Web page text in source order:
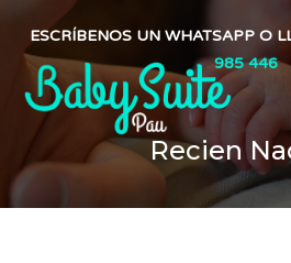
ESCRÍBENOS UN WHATSAPP O
985 446
Recien